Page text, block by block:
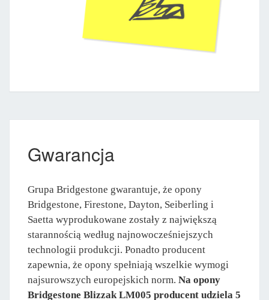
Gwarancja
Grupa Bridgestone gwarantuje, że opony
Bridgestone, Firestone, Dayton, Seiberling i
Saetta wyprodukowane zostały z największą
starannością według najnowocześniejszych
technologii produkcji. Ponadto producent
zapewnia, że opony spełniają wszelkie wymogi
najsurowszych europejskich norm. Na opony
Bridgestone Blizzak LM005 producent udziela 5